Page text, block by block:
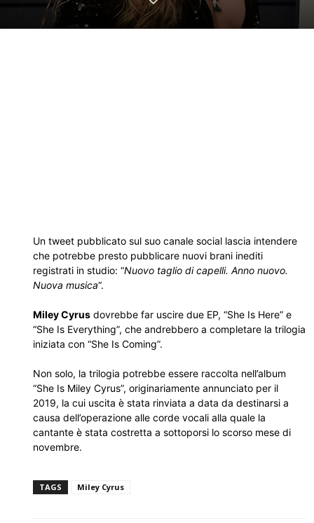
Un tweet pubblicato sul suo canale social lascia intendere
che potrebbe presto pubblicare nuovi brani inediti
registrati in studio: “Nuovo taglio di capelli. Anno nuovo.
Nuova musica“.
Miley Cyrus dovrebbe far uscire due EP, “She Is Here” e
“She Is Everything”, che andrebbero a completare la trilogia
iniziata con “She Is Coming”.
Non solo, la trilogia potrebbe essere raccolta nell’album
“She Is Miley Cyrus”, originariamente annunciato per il
2019, la cui uscita è stata rinviata a data da destinarsi a
causa dell’operazione alle corde vocali alla quale la
cantante è stata costretta a sottoporsi lo scorso mese di
novembre.
TAGS Miley Cyrus